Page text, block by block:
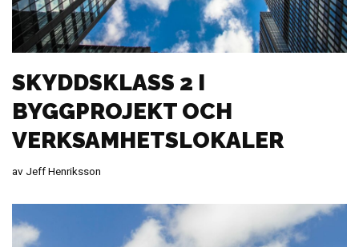
SKYDDSKLASS 2 I
BYGGPROJEKT OCH
VERKSAMHETSLOKALER
avJeff Henriksson